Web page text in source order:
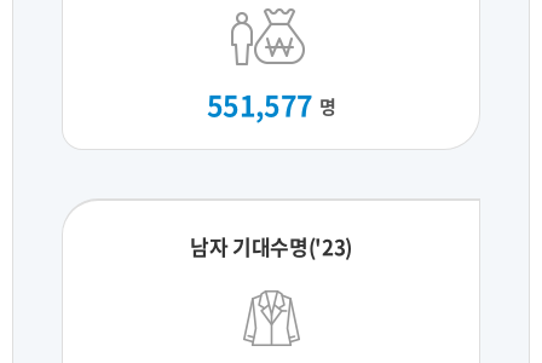
551,577 명
남자 기대수명('23)